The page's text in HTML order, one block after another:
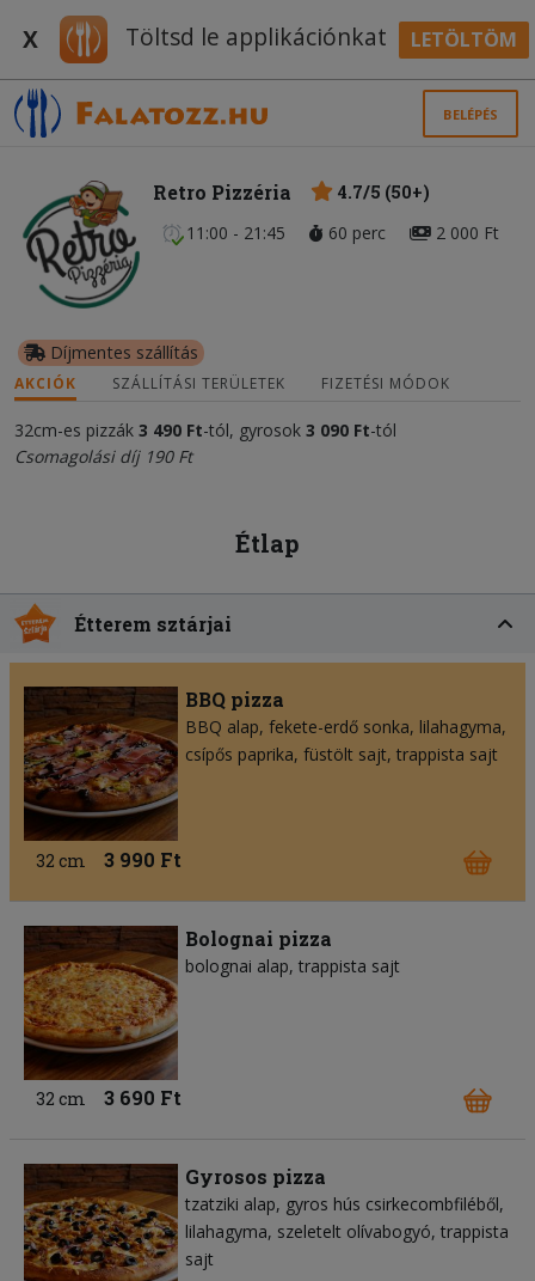
X Töltsd le applikációnkat LETÖLTÖM
BELÉPÉS
Retro Pizzéria
4.7/5 (50+)
11:00 - 21:45
60 perc 2 000 Ft
Díjmentes szállítás
AKCIÓK SZÁLLÍTÁSI TERÜLETEK FIZETÉSI MÓDOK
32cm-es pizzák 3 490 Ft-tól, gyrosok 3 090 Ft-tól
Csomagolási díj 190 Ft
Étlap
Étterem sztárjai
BBQ pizza
BBQ alap fekete-erdő sonka lilahagyma
csípős paprika füstölt sajt trappista sajt
32 cm 3 990 Ft
Bolognai pizza
bolognai alap trappista sajt
32 cm 3 690 Ft
Gyrosos pizza
tzatziki alap gyros hús csirkecombfiléből
lilahagyma szeletelt olívabogyó trappista
sajt